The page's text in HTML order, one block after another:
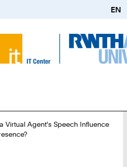
EN
Virtual Agent's Speech Influence